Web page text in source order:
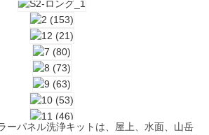
ーパネル洗浄キットは、屋上、水面、山岳